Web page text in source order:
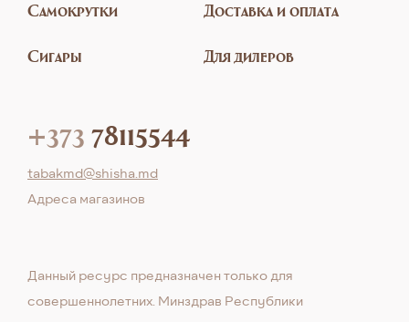
Самокрутки
Сигары
Доставка и оплата
Для дилеров
+373 78115544
tabakmd@shisha.md
Aдреса магазинов
Данный ресурс предназначен только для
совершеннолетних. Минздрав Республики